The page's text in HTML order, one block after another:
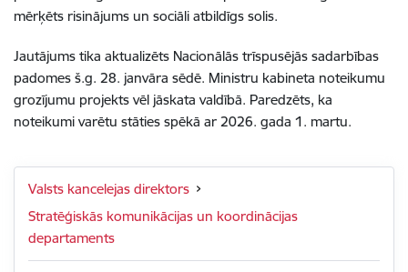
mērķēts risinājums un sociāli atbildīgs solis.
Jautājums tika aktualizēts Nacionālās trīspusējās sadarbības
padomes š.g. 28. janvāra sēdē. Ministru kabineta noteikumu
grozījumu projekts vēl jāskata valdībā. Paredzēts, ka
noteikumi varētu stāties spēkā ar 2026. gada 1. martu.
Valsts kancelejas direktors
Stratēģiskās komunikācijas un koordinācijas
departaments